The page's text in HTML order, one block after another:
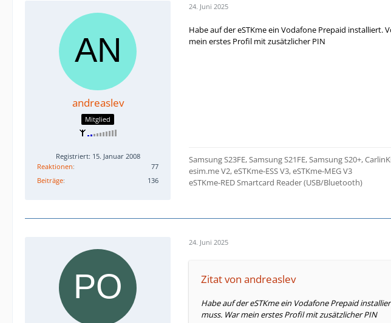
andreaslev
Mitglied
Registriert: 15. Januar 2008
Reaktionen
77
Beiträge
136
24. Juni 2025
Habe auf der eSTKme ein Vodafone Prepaid installiert.
mein erstes Profil mit zusätzlicher PIN
Samsung S23FE, Samsung S21FE, Samsung S20+,
esim.me V2, eSTKme-ESS V3, eSTKme-MEG V3
eSTKme-RED Smartcard Reader (USB/Bluetooth)
24. Juni 2025
Zitat von andreaslev
Habe auf der eSTKme ein Vodafone Prepaid
muss. War mein erstes Profil mit zusätzlicher PIN